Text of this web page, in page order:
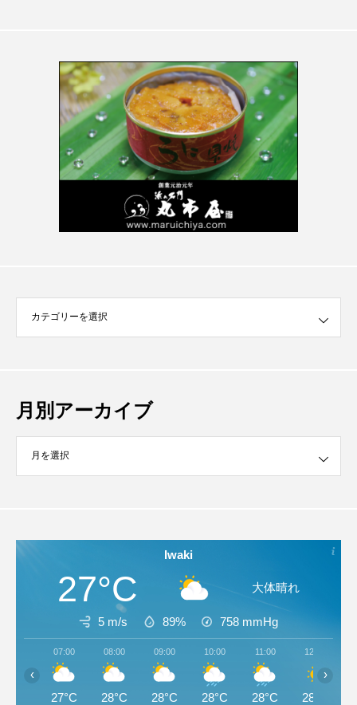
月別アーカイブ
ブ
Iwaki
27°C 大体晴れ
5 m/s 89% 758 mmHg
07:00
27°C
08:00
28°C
09:00
28°C
10:00
28°C
11:00
28°C
12:00
28°C
‹ ›